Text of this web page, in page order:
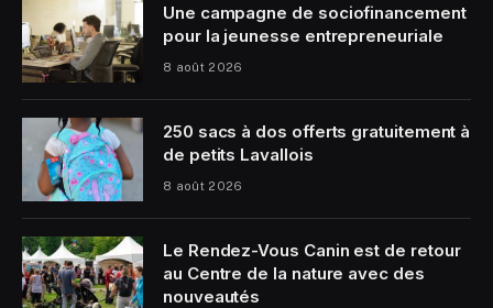
Une campagne de sociofinancement
pour la jeunesse entrepreneuriale
8 août 2026
250 sacs à dos offerts gratuitement à
de petits Lavallois
8 août 2026
Le Rendez-Vous Canin est de retour
au Centre de la nature avec des
nouveautés